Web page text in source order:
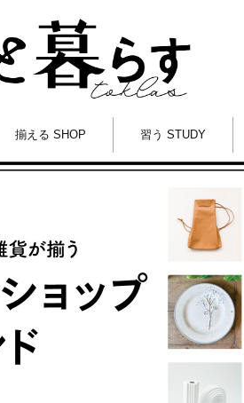
揃える SHOP 習う STUDY